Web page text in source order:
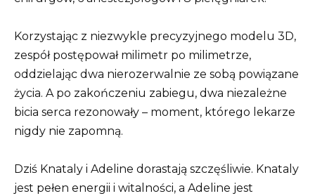
Korzystając z niezwykle precyzyjnego modelu 3D,
zespół postępował milimetr po milimetrze,
oddzielając dwa nierozerwalnie ze sobą powiązane
życia. A po zakończeniu zabiegu, dwa niezależne
bicia serca rezonowały – moment, którego lekarze
nigdy nie zapomną.
Dziś Knataly i Adeline dorastają szczęśliwie. Knataly
jest pełen energii i witalności, a Adeline jest